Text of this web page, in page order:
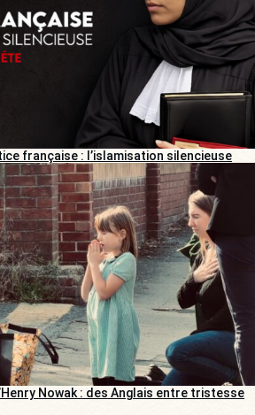
française : l’islamisation silencieuse
Nowak : des Anglais entre tristesse